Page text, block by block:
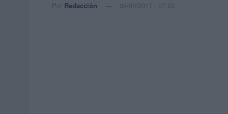
Por Redacción 09/09/2017 - 07:53